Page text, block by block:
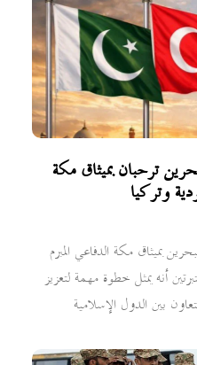
ترحبان بميثاق مكة
وتركيا
بميثاق مكة الدفاعي المبرم
أنه يمثل خطوة مهمة لتعزيز
بين الدول الإسلامية